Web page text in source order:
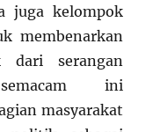
juga kelompok
membenarkan
dari serangan
ini
masyarakat